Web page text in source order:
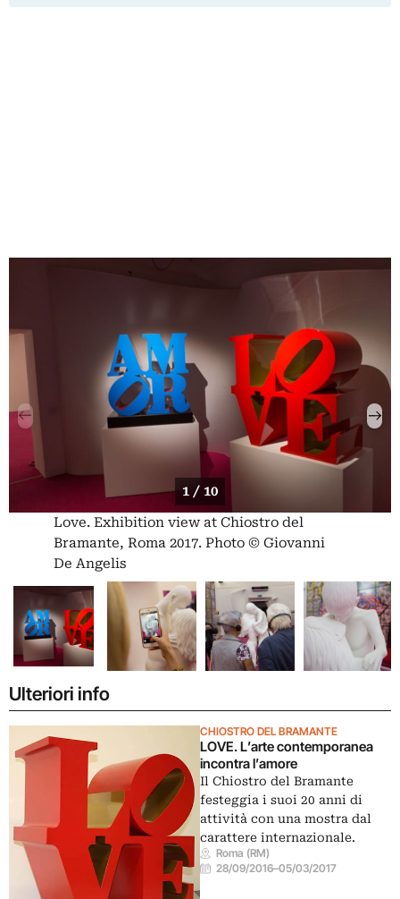
1 / 10
Love. Exhibition view at Chiostro del
Bramante, Roma 2017. Photo © Giovanni
De Angelis
Ulteriori info
CHIOSTRO DEL BRAMANTE
LOVE. L’arte contemporanea
incontra l’amore
Il Chiostro del Bramante
festeggia i suoi 20 anni di
attività con una mostra dal
carattere internazionale.
Roma (RM)
28/09/2016–05/03/2017